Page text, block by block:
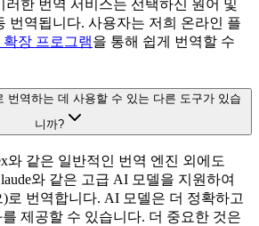
러한 번역 서비스는 선택하신 원어 및
번역됩니다. 사용자는 저희 온라인 플
확장 프로그램을 통해 쉽게 번역할 수
번역하는 데 사용할 수 있는 다른 도구가 있습
니까?
와 같은 일반적인 번역 엔진 외에도
와 같은 고급 AI 모델을 지원하여
로 번역합니다. AI 모델은 더 정확하고
제공할 수 있습니다. 더 중요한 것은